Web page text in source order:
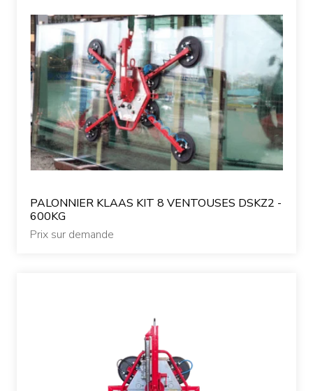
Nos accessoires
Nos occasions
PALONNIER KLAAS KIT 8 VENTOUSES DSKZ2 -
600KG
Prix sur demande